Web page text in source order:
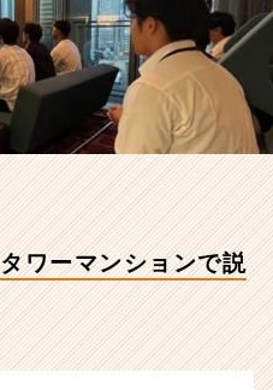
ワーマンションで説